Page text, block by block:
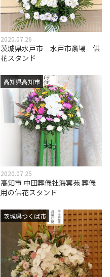
2020.07.26
茨城県水戸市 水戸市斎場 供
花スタンド
高知県高知市
2020.07.25
高知市 中田葬儀社海冥苑 葬儀
用の供花スタンド
茨城県つくば市